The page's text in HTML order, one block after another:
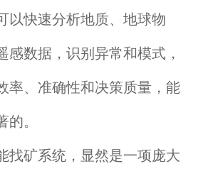
以快速分析地质、地球物
感数据，识别异常和模式，
率、准确性和决策质量，能
的。
找矿系统，显然是一项庞大